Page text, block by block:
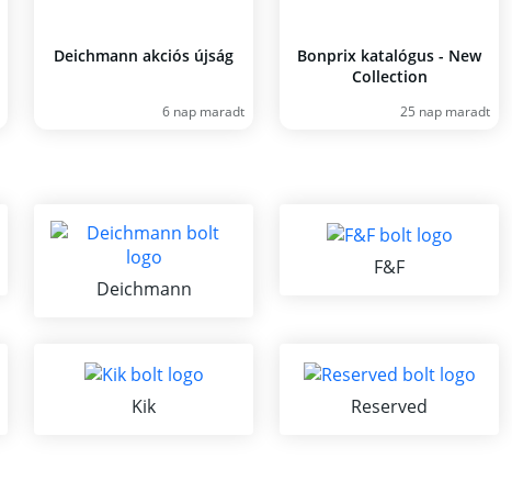
Deichmann akciós újság
6 nap maradt
Bonprix katalógus - New
Collection
25 nap maradt
Deichmann
F&F
Kik Reserved